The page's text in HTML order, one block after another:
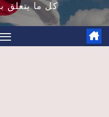
كل ما يتعلق